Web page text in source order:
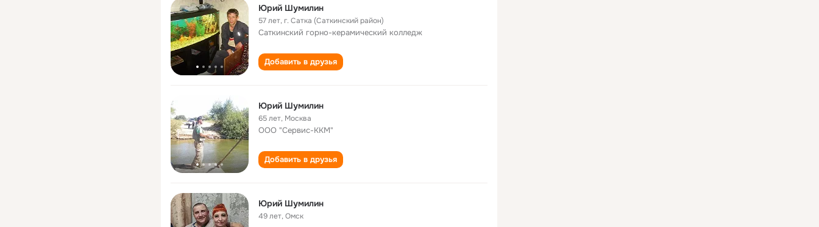
Юрий Шумилин
57 лет,г. Сатка (Саткинский район)
Саткинский горно-керамический колледж
Добавить в друзья
Юрий Шумилин
65 лет, Москва
ООО "Сервис-ККМ"
Добавить в друзья
Юрий Шумилин
49 лет,Омск